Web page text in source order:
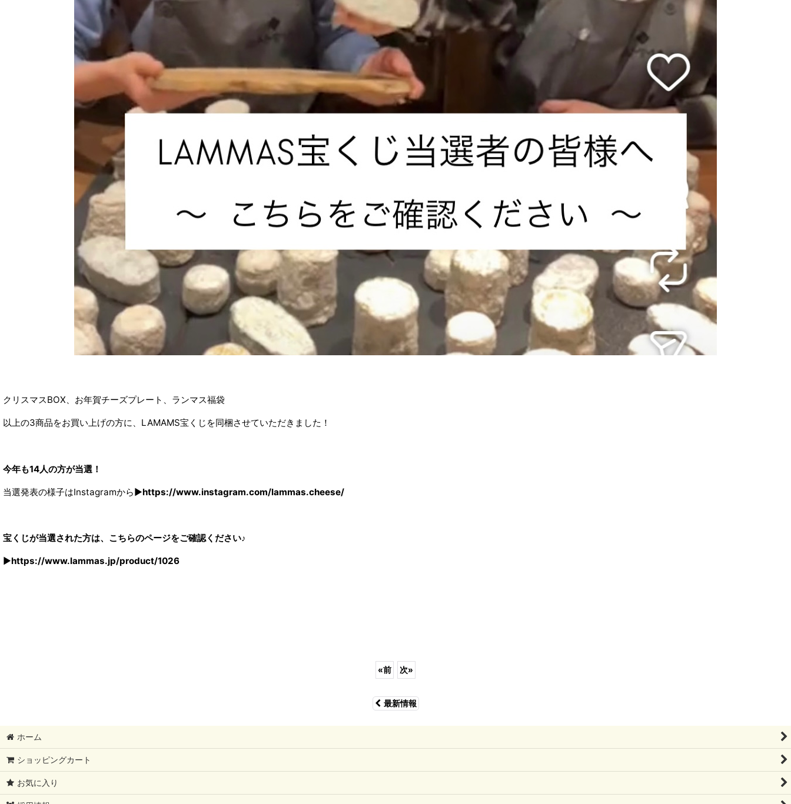
クリスマスBOX、お年賀チーズプレート、ランマス福袋
以上の3商品をお買い上げの方に、LAMAMS宝くじを同梱させていただきました！
今年も14人の方が当選！
当選発表の様子はInstagramから▶︎https://www.instagram.com/lammas.cheese/
宝くじが当選された方は、こちらのページをご確認ください♪
▶︎https://www.lammas.jp/product/1026
«前 次»
最新情報
ホーム
ショッピングカート
お気に入り